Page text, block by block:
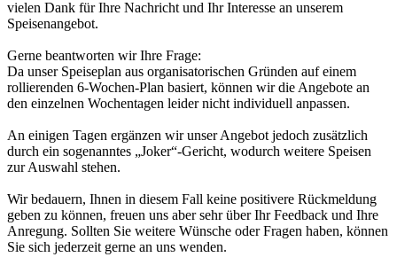
vielen Dank für Ihre Nachricht und Ihr Interesse an unserem
Speisenangebot.
Gerne beantworten wir Ihre Frage:
Da unser Speiseplan aus organisatorischen Gründen auf einem
rollierenden 6-Wochen-Plan basiert, können wir die Angebote an
den einzelnen Wochentagen leider nicht individuell anpassen.
An einigen Tagen ergänzen wir unser Angebot jedoch zusätzlich
durch ein sogenanntes „Joker“-Gericht, wodurch weitere Speisen
zur Auswahl stehen.
Wir bedauern, Ihnen in diesem Fall keine positivere Rückmeldung
geben zu können, freuen uns aber sehr über Ihr Feedback und Ihre
Anregung. Sollten Sie weitere Wünsche oder Fragen haben, können
Sie sich jederzeit gerne an uns wenden.